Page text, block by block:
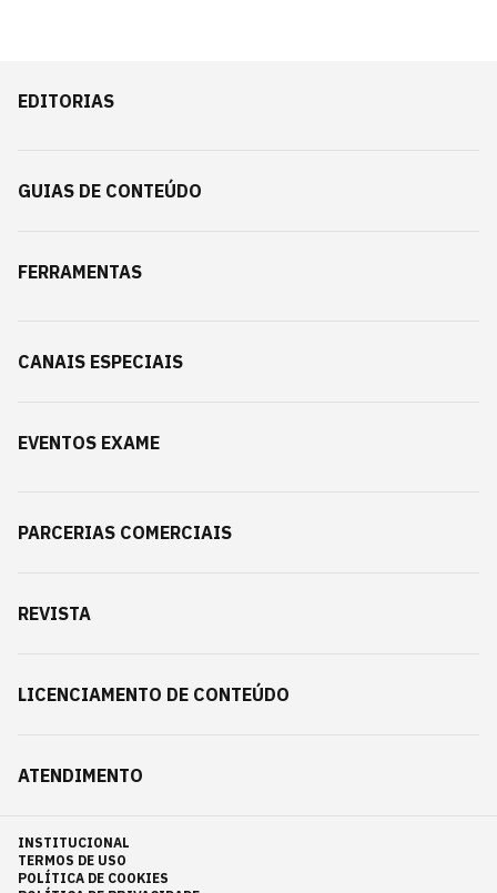
EDITORIAS
GUIAS DE CONTEÚDO
FERRAMENTAS
CANAIS ESPECIAIS
EVENTOS EXAME
PARCERIAS COMERCIAIS
REVISTA
LICENCIAMENTO DE CONTEÚDO
ATENDIMENTO
INSTITUCIONAL
TERMOS DE USO
POLÍTICA DE COOKIES